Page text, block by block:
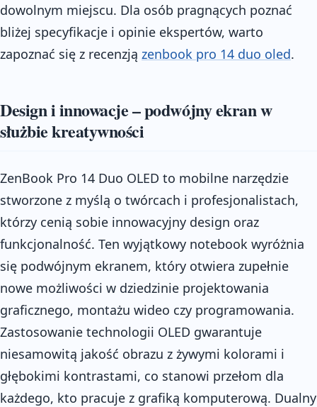
dowolnym miejscu. Dla osób pragnących poznać
bliżej specyfikacje i opinie ekspertów, warto
zapoznać się z recenzją zenbook pro 14 duo oled.
Design i innowacje – podwójny ekran w
służbie kreatywności
ZenBook Pro 14 Duo OLED to mobilne narzędzie
stworzone z myślą o twórcach i profesjonalistach,
którzy cenią sobie innowacyjny design oraz
funkcjonalność. Ten wyjątkowy notebook wyróżnia
się podwójnym ekranem, który otwiera zupełnie
nowe możliwości w dziedzinie projektowania
graficznego, montażu wideo czy programowania.
Zastosowanie technologii OLED gwarantuje
niesamowitą jakość obrazu z żywymi kolorami i
głębokimi kontrastami, co stanowi przełom dla
każdego, kto pracuje z grafiką komputerową. Dualny